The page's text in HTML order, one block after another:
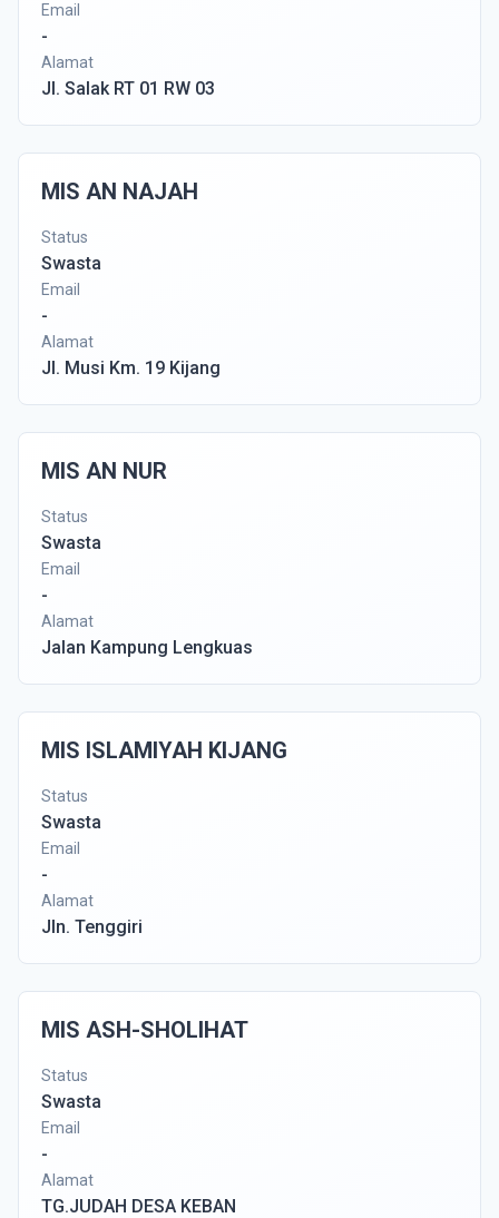
Email
-
Alamat
Jl. Salak RT 01 RW 03
MIS AN NAJAH
Status
Swasta
Email
-
Alamat
Jl. Musi Km. 19 Kijang
MIS AN NUR
Status
Swasta
Email
-
Alamat
Jalan Kampung Lengkuas
MIS ISLAMIYAH KIJANG
Status
Swasta
Email
-
Alamat
Jln. Tenggiri
MIS ASH-SHOLIHAT
Status
Swasta
Email
-
Alamat
TG.JUDAH DESA KEBAN